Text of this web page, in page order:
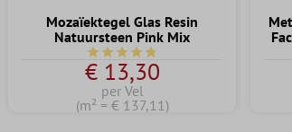
Mozaïektegel Glas Resin
Natuursteen Pink Mix
Gemiddelde waardering van 4.7
€ 13,30
per Vel
(m² = € 137,11)